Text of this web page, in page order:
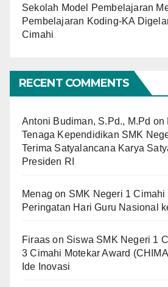
Sekolah Model Pembelajaran
Pembelajaran Koding-KA
Cimahi
RECENT COMMENTS
Antoni Budiman, S.Pd., M.Pd on
Tenaga Kependidikan SMK
Terima Satyalancana Karya
Presiden RI
Menag on SMK Negeri 1 Cimahi
Peringatan Hari Guru Nasional
Firaas on Siswa SMK Negeri 1
3 Cimahi Motekar Award
Ide Inovasi